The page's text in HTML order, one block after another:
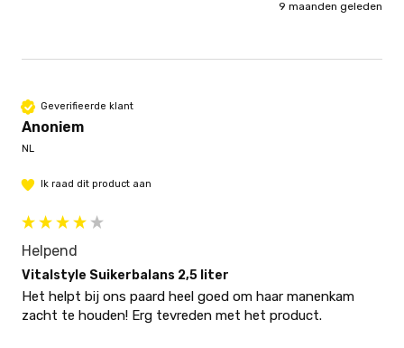
9 maanden geleden
Geverifieerde klant
Anoniem
NL
Ik raad dit product aan
Helpend
Vitalstyle Suikerbalans 2,5 liter
Het helpt bij ons paard heel goed om haar manenkam
zacht te houden! Erg tevreden met het product.